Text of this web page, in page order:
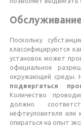
Поскольку
классифицируются
установок может
официальное
окружающей среды.
подвергаться
Количество
должно
нефтеуловителя или
опираться на опыт